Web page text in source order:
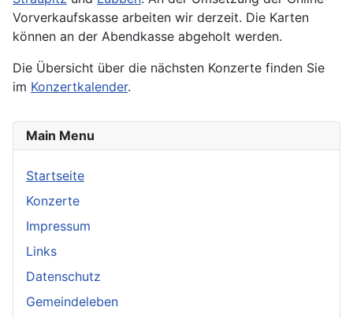
Vorverkaufskasse arbeiten wir derzeit. Die Karten
können an der Abendkasse abgeholt werden.
Die Übersicht über die nächsten Konzerte finden Sie
im Konzertkalender.
Main Menu
Startseite
Konzerte
Impressum
Links
Datenschutz
Gemeindeleben